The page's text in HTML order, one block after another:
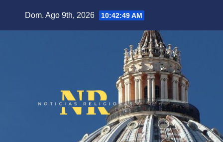
Dom. Ago 9th, 2026 10:42:50 AM